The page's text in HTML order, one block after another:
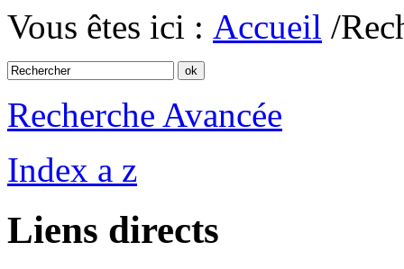
Vous êtes ici : Accueil /
Recherche Avancée
Index a z
Liens directs